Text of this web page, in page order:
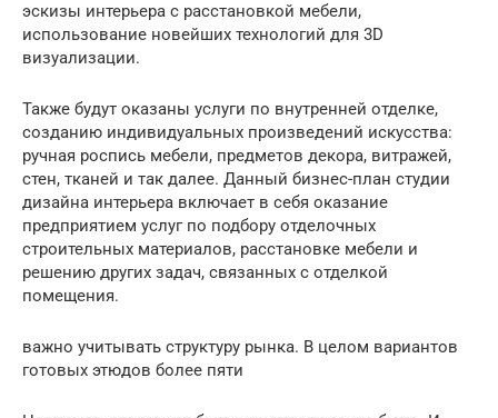
эскизы интерьера с расстановкой мебели,
использование новейших технологий для 3D
визуализации.
Также будут оказаны услуги по внутренней отделке,
созданию индивидуальных произведений искусства:
ручная роспись мебели, предметов декора, витражей,
стен, тканей и так далее. Данный бизнес-план студии
дизайна интерьера включает в себя оказание
предприятием услуг по подбору отделочных
строительных материалов, расстановке мебели и
решению других задач, связанных с отделкой
помещения.
важно учитывать структуру рынка. В целом вариантов
готовых этюдов более пяти